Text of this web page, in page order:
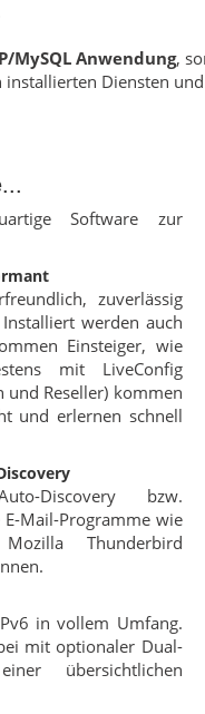
MySQL Anwendung,
Diensten
Software zur
zuverlässig
werden auch
Einsteiger, wie
mit LiveConfig
und Reseller) kommen
und erlernen schnell
Discovery bzw.
Mail-Programme wie
Thunderbird
in vollem Umfang.
mit optionaler Dual-
übersichtlichen